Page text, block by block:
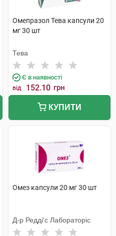
Омепразол Тева капсули 20
мг 30 шт
Тева
Є в наявності
від 152.10 грн
КУПИТИ
Омез капсули 20 мг 30 шт
Д-р Редді'с Лабораторіс